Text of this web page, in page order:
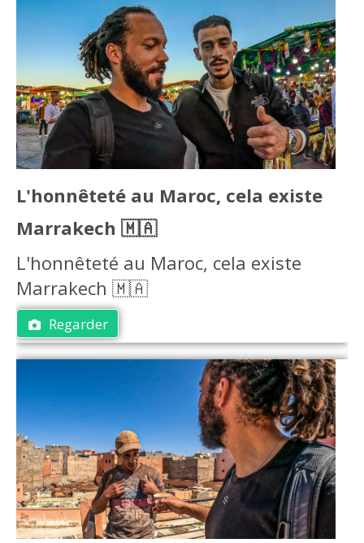
L'honnêteté au Maroc, cela existe
Marrakech 🇲🇦
L'honnêteté au Maroc, cela existe
Marrakech 🇲🇦
Regarder